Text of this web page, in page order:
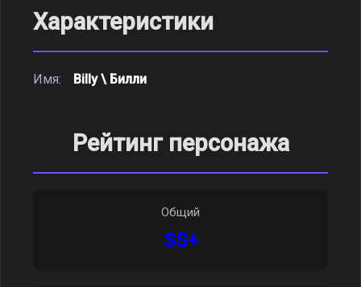
Характеристики
Имя: Billy \ Билли
Рейтинг персонажа
Общий
SS+